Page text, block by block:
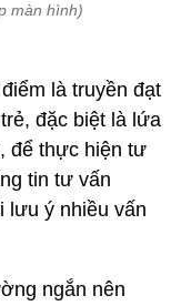
màn hình)
là truyền đạt
đặc biệt là lứa
để thực hiện tư
tin tư vấn
lưu ý nhiều vấn
ngắn nên